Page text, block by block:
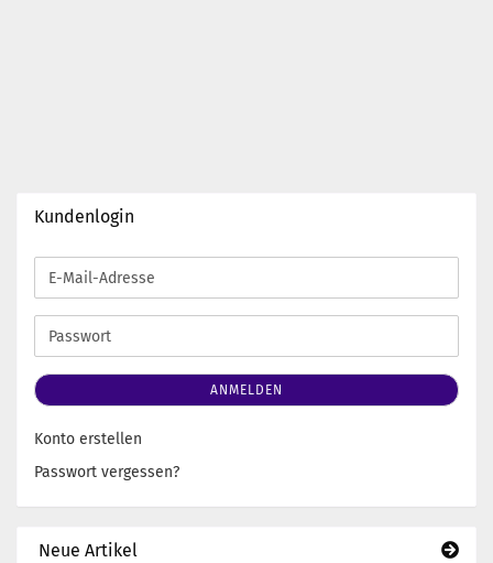
Kundenlogin
E-
Mail-
Adresse
Passwort
ANMELDEN
Konto erstellen
Passwort vergessen?
Neue Artikel